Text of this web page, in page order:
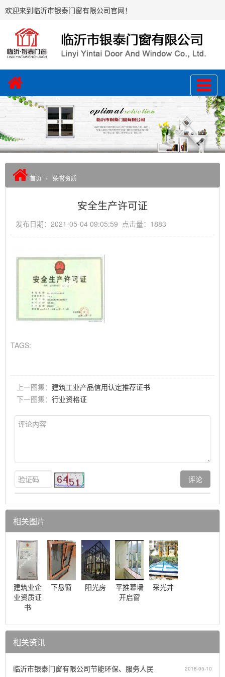
欢迎来到临沂市银泰门窗有限公司官网！
首页 荣誉资质
安全生产许可证
发布日期：2021-05-04 09:05:59 点击量：1883
TAGS:
上一图集： 建筑工业产品信用认定推荐证书
下一图集： 行业资格证
相关图片
建筑业企
业资质证
书
下悬窗 阳光房
平推幕墙
开启窗
采光井
相关资讯
临沂市银泰门窗有限公司节能环保、服务人民 2018-05-10